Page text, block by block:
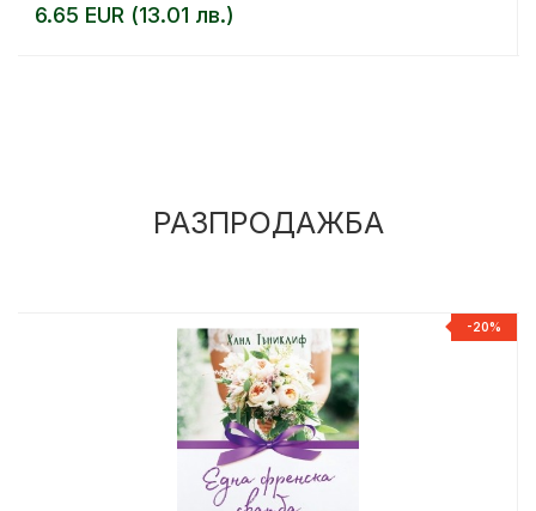
6.65 EUR (13.01 лв.)
РАЗПРОДАЖБА
-20%